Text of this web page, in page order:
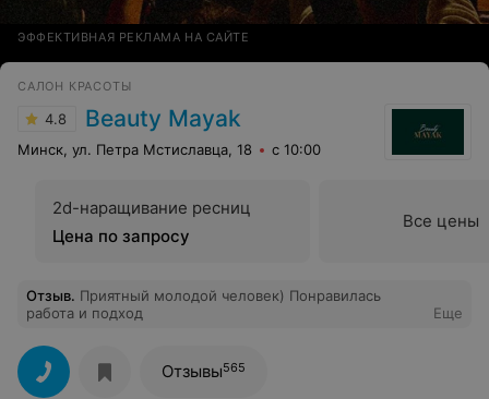
ЭФФЕКТИВНАЯ РЕКЛАМА НА САЙТЕ
САЛОН КРАСОТЫ
4.8 Beauty Mayak
Минск, ул. Петра Мстиславца, 18 с 10:00
2d-наращивание ресниц
Цена по запросу
Все цены
Отзыв. Приятный молодой человек) Понравилась
работа и подход
Еще
Отзывы565